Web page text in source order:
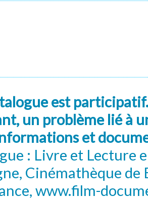
est
un problème lié à
et
: Livre et Lecture
Cinémathèque de
www.film-